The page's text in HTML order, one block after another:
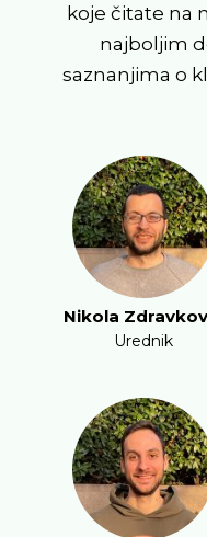
koje čitate na
najboljim
saznanjima o
Nikola
Urednik